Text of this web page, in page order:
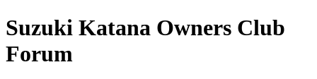
Suzuki Katana Owners Club
Forum